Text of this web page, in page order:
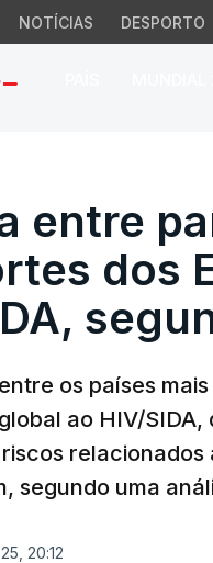
NOTÍCIAS DESPORTO
entre
entre
dos
os países
ao HIV/
segundo uma
20:12